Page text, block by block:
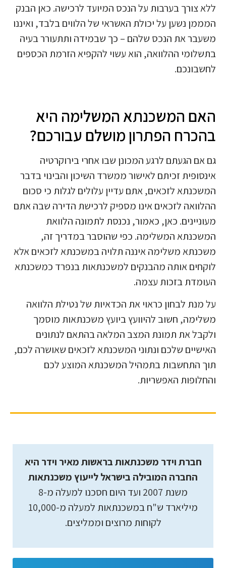
ללא צורך בערבות על הנכס המיועד לרכישה. כאן הבנק
המממן נשען על יכולת האשראי של הלווים בלבד, ואיננו
משעבר את הנכס שלהם – כך שבמידה ותתעורר בעיה
בתשלומי ההלוואה, הוא עשוי להקפיא הזרמת הכספים
לחשבונכם.
האם המשכנתא המשלימה היא
בהכרח הפתרון מושלם עבורכם?
גם אם הגעתם לרגע המכונן שבו אחרי בירוקרטיה
אינסופית זכיתם לאישור ממשרד השיכון והבינוי בדבר
המשכנתא לזכאים, אתם עדיין עלולים לגלות כי סכום
ההלוואה לזכאים אינו מספיק לרכישת הדירה שבה אתם
מעוניינים. כאן, כאמור, נכנסת לתמונה הלוואת
המשכנתא המשלימה. כפי שהוסבר במדריך זה,
משכנתא משלימה איננה תלויה במשכנתא לזכאים אלא
לוקחים אותה מהבנקים למשכנתאות בנפרד כמשכנתא
העומדת בזכות עצמה.
על מנת לבחון כראוי את הכדאיות של נטילת הלוואה
משלימה, חשוב להיוועץ ביועץ משכנתאות מוסמך
ולקבל את תמונת המצב המלאה בהתאם לנתונים
האישיים שלכם ונתוני המשכנתא לזכאים שאושרה לכם,
תוך התחשבות בתמהיל המשכנתא המוצע לכם
והחלופות האפשריות.
חברת וידר משכנתאות בראשות מאיר וידר היא
החברה המובילה בישראל לייעוץ משכנתאות
משנת 2007 ועד היום חסכנו למעלה מ-8
מיליארד ש"ח במשכנתאות למעלה מ-10,000
לקוחות מרוצים וממליצים.